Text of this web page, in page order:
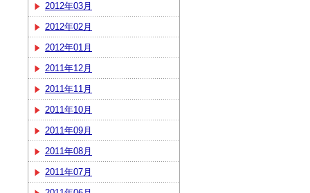
2012年03月
2012年02月
2012年01月
2011年12月
2011年11月
2011年10月
2011年09月
2011年08月
2011年07月